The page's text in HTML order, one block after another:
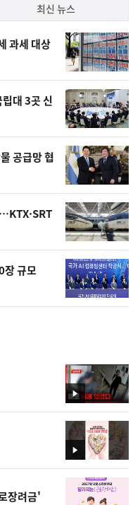
최신 뉴스
과세 대상
대 3곳 신
공급망 협
규모
영
상
영
상
장려금'